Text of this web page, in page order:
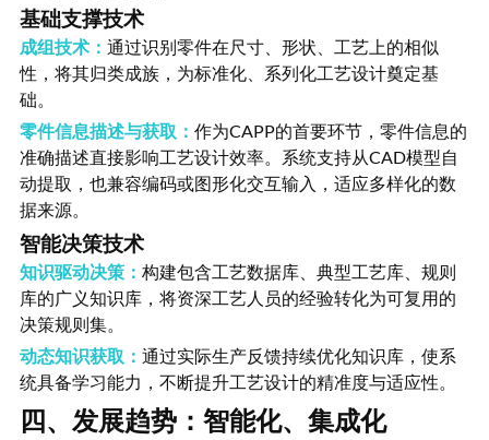
基础支撑技术
成组技术： 通过识别零件在尺寸、形状、工艺上的相似
性，将其归类成族，为标准化、系列化工艺设计奠定基
础。
零件信息描述与获取： 作为CAPP的首要环节，零件信息的
准确描述直接影响工艺设计效率。系统支持从CAD模型自
动提取，也兼容编码或图形化交互输入，适应多样化的数
据来源。
智能决策技术
知识驱动决策： 构建包含工艺数据库、典型工艺库、规则
库的广义知识库，将资深工艺人员的经验转化为可复用的
决策规则集。
动态知识获取： 通过实际生产反馈持续优化知识库，使系
统具备学习能力，不断提升工艺设计的精准度与适应性。
四、发展趋势：智能化、集成化